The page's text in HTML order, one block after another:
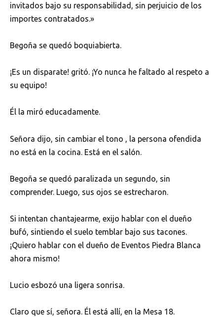
invitados bajo su responsabilidad, sin perjuicio de los
importes contratados.»
Begoña se quedó boquiabierta.
¡Es un disparate! gritó. ¡Yo nunca he faltado al respeto a
su equipo!
Él la miró educadamente.
Señora dijo, sin cambiar el tono , la persona ofendida
no está en la cocina. Está en el salón.
Begoña se quedó paralizada un segundo, sin
comprender. Luego, sus ojos se estrecharon.
Si intentan chantajearme, exijo hablar con el dueño
bufó, sintiendo el suelo temblar bajo sus tacones.
¡Quiero hablar con el dueño de Eventos Piedra Blanca
ahora mismo!
Lucio esbozó una ligera sonrisa.
Claro que sí, señora. Él está allí, en la Mesa 18.